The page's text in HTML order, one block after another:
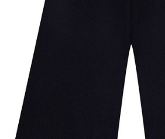
Добавляйте товары
Оплачивайте сегодня только
% картой любого банка